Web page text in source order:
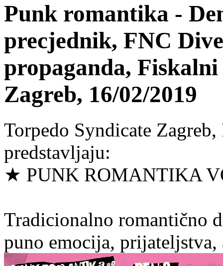
Punk romantika -
precjednik, FNC
propaganda,
Zagreb, 16/02/2019
Torpedo Syndicate
predstavljaju:
★ PUNK ROMANTIKA
Tradicionalno romantično
puno emocija,